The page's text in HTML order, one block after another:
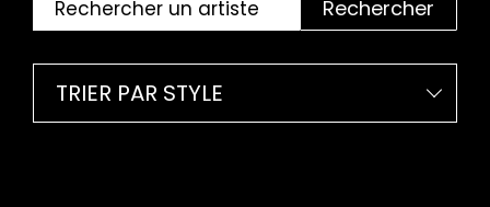
Rechercher
TRIER PAR STYLE